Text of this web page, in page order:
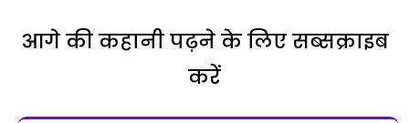
आगे की कहानी पढ़ने के लिए सब्सक्राइब
करें